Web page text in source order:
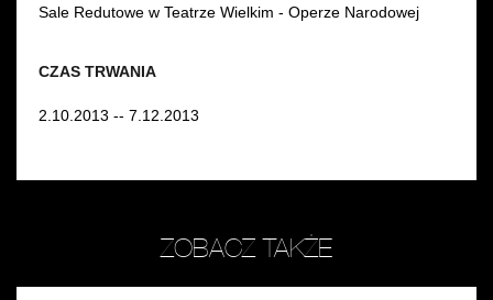
CZAS TRWANIA
2.10.2013 -- 7.12.2013
Sale Redutowe w Teatrze Wielkim - Operze Narodowej
ZOBACZ TAKŻE